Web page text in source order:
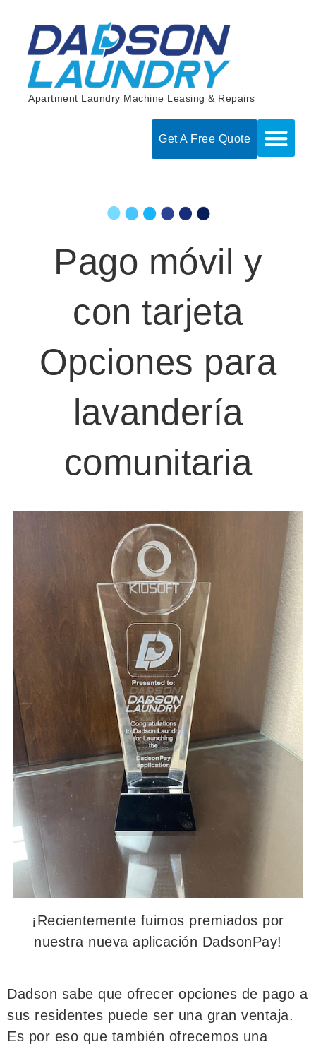
content
Apartment Laundry Machine Leasing & Repairs
Get A Free Quote
Pago móvil y
con tarjeta
Opciones para
lavandería
comunitaria
¡Recientemente fuimos premiados por
nuestra nueva aplicación DadsonPay!
Dadson sabe que ofrecer opciones de pago a
sus residentes puede ser una gran ventaja.
Es por eso que también ofrecemos una